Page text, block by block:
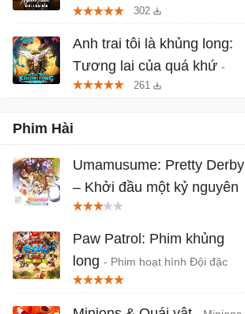
- Phim tâm lý, giật gân Hàn Quốc
302
Anh trai tôi là khủng long:
Tương lai của quá khứ -
Phim anime hành động, thần thoại
261
Phim Hài
Umamusume: Pretty Derby
– Khởi đầu một kỷ nguyên
mới- Phim anime phiêu lưu Nhật
Bản chiếu rạp
Paw Patrol: Phim khủng
long - Phim hoạt hình Đội đặc
nhiệm siêu đẳng 2026